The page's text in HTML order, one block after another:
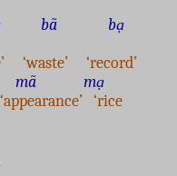
bã bạ
‘waste’ ‘record’
mạ
‘rice